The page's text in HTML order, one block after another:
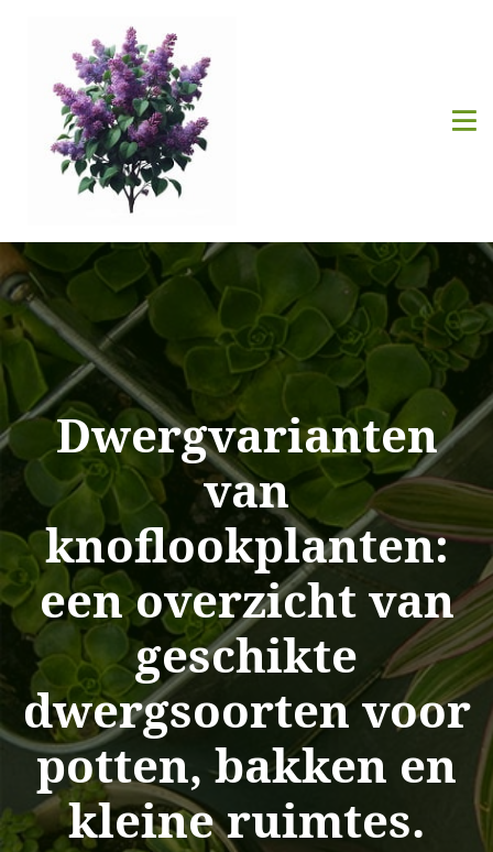
Dwergvarianten
van
knoflookplanten:
een overzicht van
geschikte
dwergsoorten voor
potten, bakken en
kleine ruimtes.